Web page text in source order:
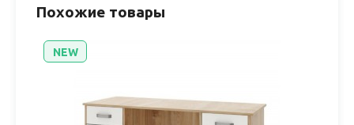
Похожие товары
NEW